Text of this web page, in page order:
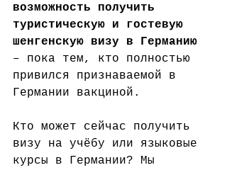
возможность получить
туристическую и гостевую
шенгенскую визу в Германию
– пока тем, кто полностью
привился признаваемой в
Германии вакциной.
Кто может сейчас получить
визу на учёбу или языковые
курсы в Германии? Мы